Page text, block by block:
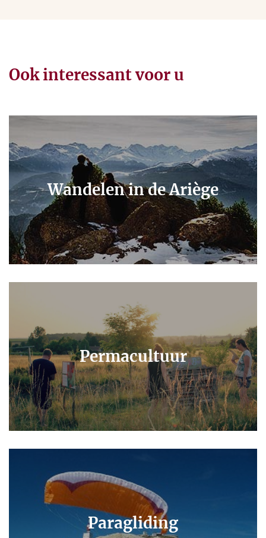
Ook interessant voor u
Wandelen in de Ariège
Permacultuur
Paragliding